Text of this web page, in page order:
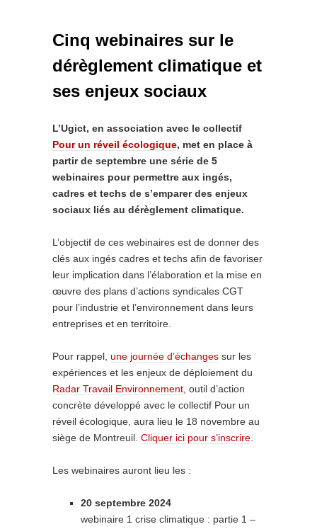
Cinq webinaires sur le
dérèglement climatique et
ses enjeux sociaux
L’Ugict, en association avec le collectif
Pour un réveil écologique, met en place à
partir de septembre une série de 5
webinaires pour permettre aux ingés,
cadres et techs de s’emparer des enjeux
sociaux liés au dérèglement climatique.
L’objectif de ces webinaires est de donner des
clés aux ingés cadres et techs afin de favoriser
leur implication dans l’élaboration et la mise en
œuvre des plans d’actions syndicales CGT
pour l’industrie et l’environnement dans leurs
entreprises et en territoire.
Pour rappel, une journée d’échanges sur les
expériences et les enjeux de déploiement du
Radar Travail Environnement , outil d’action
concrète développé avec le collectif Pour un
réveil écologique, aura lieu le 18 novembre au
siège de Montreuil. Cliquer ici pour s’inscrire
Les webinaires auront lieu les :
20 septembre 2024
webinaire 1 crise climatique : partie 1 –